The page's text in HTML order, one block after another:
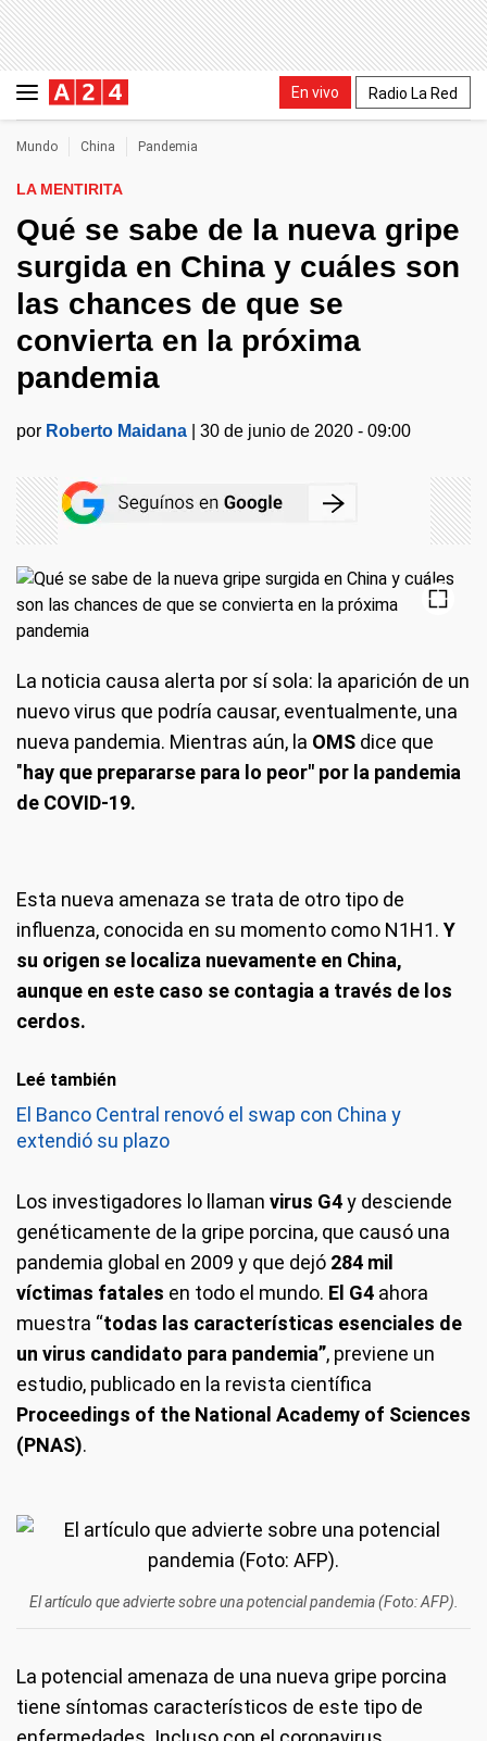
En vivo Radio La Red
Mundo China Pandemia
LA MENTIRITA
Qué se sabe de la nueva gripe
surgida en China y cuáles son
las chances de que se
convierta en la próxima
pandemia
por Roberto Maidana 30 de junio de 2020 - 09:00
La noticia causa alerta por sí sola: la aparición de un
nuevo virus que podría causar, eventualmente, una
nueva pandemia. Mientras aún, la OMS dice que
"hay que prepararse para lo peor" por la pandemia
de COVID-19.
Esta nueva amenaza se trata de otro tipo de
influenza, conocida en su momento como N1H1. Y
su origen se localiza nuevamente en China,
aunque en este caso se contagia a través de los
cerdos.
Leé también
El Banco Central renovó el swap con China y
extendió su plazo
Los investigadores lo llaman virus G4y desciende
genéticamente de la gripe porcina, que causó una
pandemia global en 2009 y que dejó 284 mil
víctimas fatales en todo el mundo. El G4 ahora
muestra “todas las características esenciales de
un virus candidato para pandemia”, previene un
estudio, publicado en la revista científica
Proceedings of the National Academy of Sciences
(PNAS).
El artículo que advierte sobre una potencial pandemia (Foto: AFP).
La potencial amenaza de una nueva gripe porcina
tiene síntomas característicos de este tipo de